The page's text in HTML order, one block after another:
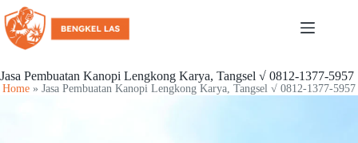
Jasa Pembuatan Kanopi Lengkong Karya, Tangsel √ 0812-1377-5957
Home » Jasa Pembuatan Kanopi Lengkong Karya, Tangsel √ 0812-1377-5957